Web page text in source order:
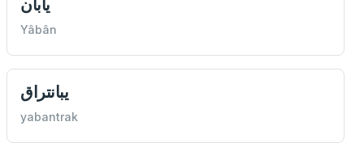
یابان
Yâbân
یبانتراق
yabantrak